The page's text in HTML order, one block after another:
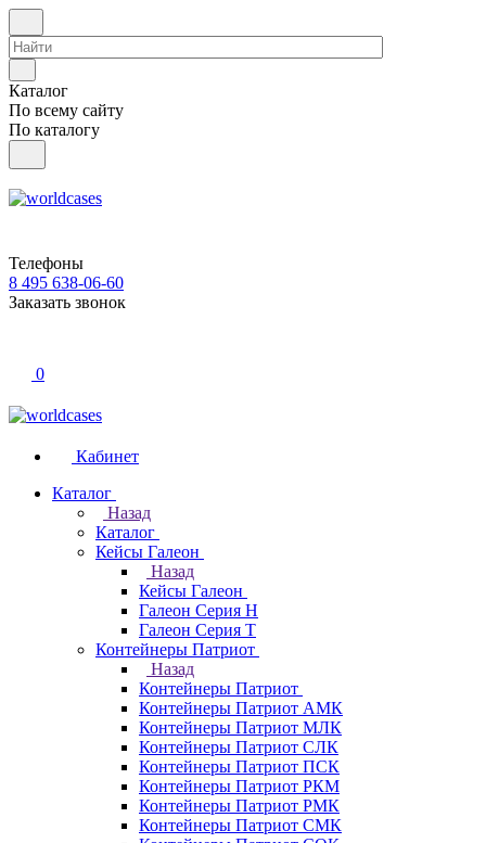
Каталог
По всему сайту
По каталогу
Телефоны
8 495 638-06-60
Заказать звонок
0
Кабинет
Каталог
Назад
Каталог
Кейсы Галеон
Назад
Кейсы Галеон
Галеон Серия Н
Галеон Серия Т
Контейнеры Патриот
Назад
Контейнеры Патриот
Контейнеры Патриот АМК
Контейнеры Патриот МЛК
Контейнеры Патриот CЛК
Контейнеры Патриот ПСК
Контейнеры Патриот РКМ
Контейнеры Патриот РМК
Контейнеры Патриот СМК